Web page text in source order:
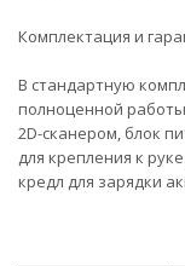
Комплектация и
В стандартную
полноценной
2D-сканером, блок
для крепления к
кредл для зарядки